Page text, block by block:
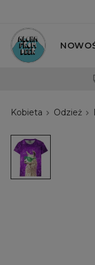
Kobieta Odzież
Damski
t-
shirt
No
Drama
LLama